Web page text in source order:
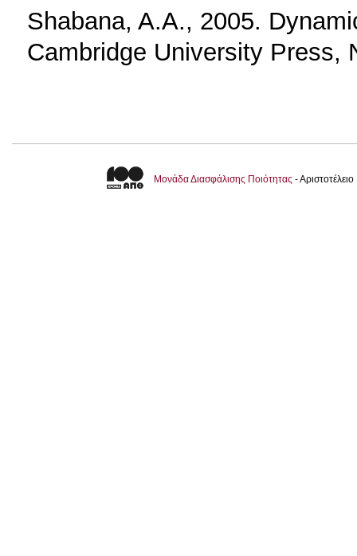
Shabana, A.A., 2005.
Cambridge University Press,
Μονάδα Διασφάλισης Ποιότητας -